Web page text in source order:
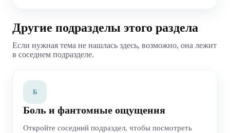
Другие подразделы этого раздела
Если нужная тема не нашлась здесь, возможно, она лежит
в соседнем подразделе.
Б
Боль и фантомные ощущения
Откройте соседний подраздел, чтобы посмотреть